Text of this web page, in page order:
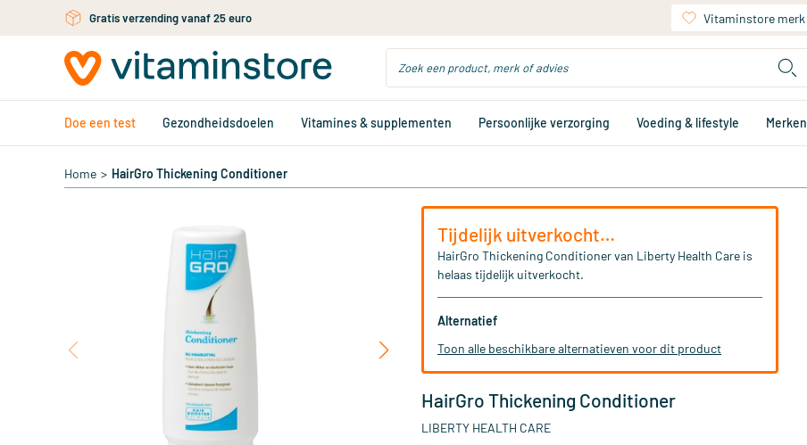
Ga naar de hoofdinhoudGratis verzending vanaf 25 euro Vitaminstore merk
Doe een test Gezondheidsdoelen Vitamines & supplementen Persoonlijke verzorging Voeding & lifestyle Merken
Home > HairGro Thickening Conditioner
Tijdelijk uitverkocht…
HairGro Thickening Conditioner van Liberty Health Care is
helaas tijdelijk uitverkocht.
Alternatief
Toon alle beschikbare alternatieven voor dit product
HairGro Thickening Conditioner
LIBERTY HEALTH CARE